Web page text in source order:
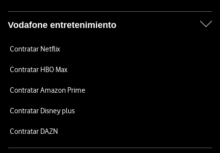
Vodafone entretenimiento
Contratar Netflix
Contratar HBO Max
Contratar Amazon Prime
Contratar Disney plus
Contratar DAZN